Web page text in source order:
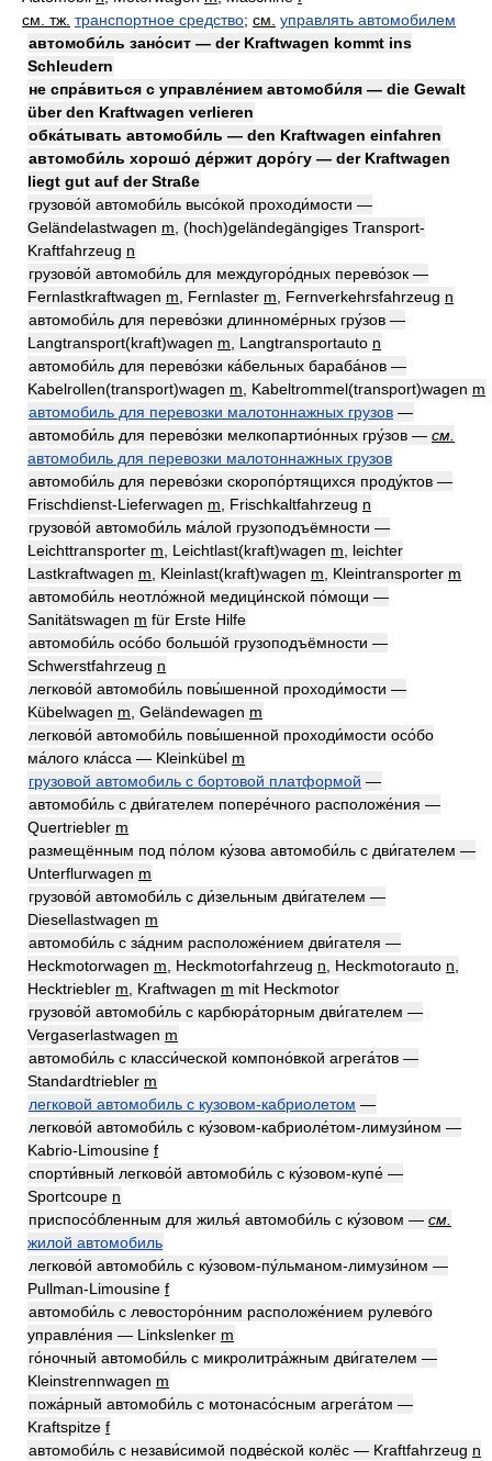
см. тж. транспортное средство; см. управлять автомобилем
автомоби́ль зано́сит — der Kraftwagen kommt ins
Schleudern
не спра́виться с управле́нием автомоби́ля — die Gewalt
über den Kraftwagen verlieren
обка́тывать автомоби́ль — den Kraftwagen einfahren
автомоби́ль хорошо́ де́ржит доро́гу — der Kraftwagen
liegt gut auf der Straße
грузово́й автомоби́ль высо́кой проходи́мости —
Geländelastwagen m , (hoch)geländegängiges Transport-
Kraftfahrzeug n
грузово́й автомоби́ль для междугоро́дных перево́зок —
Fernlastkraftwagen m , Fernlaster m , Fernverkehrsfahrzeug n
автомоби́ль для перево́зки длинноме́рных гру́зов —
Langtransport(kraft)wagen m , Langtransportauto n
автомоби́ль для перево́зки ка́бельных бараба́нов —
Kabelrollen(transport)wagen m , Kabeltrommel(transport)wagen m
автомобиль для перевозки малотоннажных грузов —
автомоби́ль для перево́зки мелкопартио́нных гру́зов — см.
автомобиль для перевозки малотоннажных грузов
автомоби́ль для перево́зки скоропо́ртящихся проду́ктов —
Frischdienst-Lieferwagen m , Frischkaltfahrzeug n
грузово́й автомоби́ль ма́лой грузоподъёмности —
Leichttransporter m , Leichtlast(kraft)wagen m , leichter
Lastkraftwagen m , Kleinlast(kraft)wagen m , Kleintransporter m
автомоби́ль неотло́жной медици́нской по́мощи —
Sanitätswagen m für Erste Hilfe
автомоби́ль осо́бо большо́й грузоподъёмности —
Schwerstfahrzeug n
легково́й автомоби́ль повы́шенной проходи́мости —
Kübelwagen m , Geländewagen m
легково́й автомоби́ль повы́шенной проходи́мости осо́бо
ма́лого кла́сса — Kleinkübel m
грузовой автомобиль с бортовой платформой —
автомоби́ль с дви́гателем попере́чного расположе́ния —
Quertriebler m
размещённым под по́лом ку́зова автомоби́ль с дви́гателем —
Unterflurwagen m
грузово́й автомоби́ль с ди́зельным дви́гателем —
Diesellastwagen m
автомоби́ль с за́дним расположе́нием дви́гателя —
Heckmotorwagen m , Heckmotorfahrzeug n , Heckmotorauto n
Hecktriebler m , Kraftwagen m mit Heckmotor
грузово́й автомоби́ль с карбюра́торным дви́гателем —
Vergaserlastwagen m
автомоби́ль с класси́ческой компоно́вкой агрега́тов —
Standardtriebler m
легковой автомобиль с кузовом-кабриолетом —
легково́й автомоби́ль с ку́зовом-кабриоле́том-лимузи́ном —
Kabrio-Limousine f
спорти́вный легково́й автомоби́ль с ку́зовом-купе́ —
Sportcoupe n
приспосо́бленным для жилья́ автомоби́ль с ку́зовом — см.
жилой автомобиль
легково́й автомоби́ль с ку́зовом-пу́льманом-лимузи́ном —
Pullman-Limousine f
автомоби́ль с левосторо́нним расположе́нием рулево́го
управле́ния — Linkslenker m
го́ночный автомоби́ль с микролитра́жным дви́гателем —
Kleinstrennwagen m
пожа́рный автомоби́ль с мотонасо́сным агрега́том —
Kraftspitze f
автомоби́ль с незави́симой подве́ской колёс — Kraftfahrzeug n